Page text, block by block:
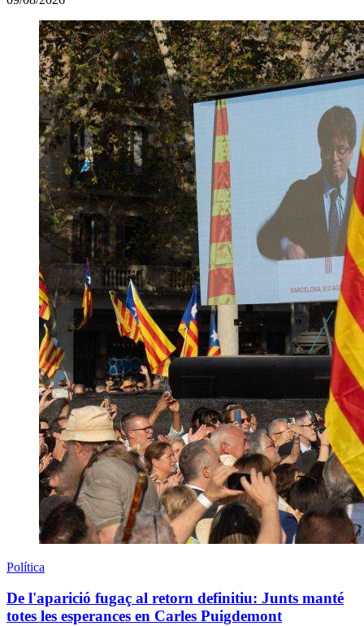
Política
De l'aparició fugaç al retorn definitiu: Junts manté
totes les esperances en Carles Puigdemont